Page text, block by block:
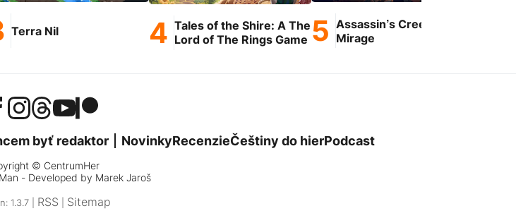
Terra Nil
Tales of the Shire: A The
Lord of The Rings Game
Assassin’s Creed
Mirage
byť redaktor NovinkyRecenzieČeštiny do hierPodcast
© CentrumHer
- Developed by Marek Jaroš
1.3.7 | RSS Sitemap